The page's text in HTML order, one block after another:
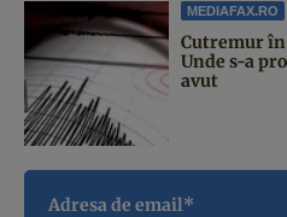
MEDIAFAX.RO
Cutremur în
Unde s-a
avut
Adresa de email*